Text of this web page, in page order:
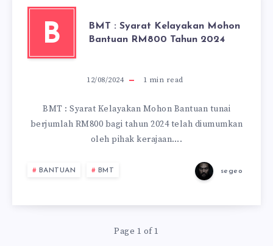
B
BMT : Syarat Kelayakan Mohon
Bantuan RM800 Tahun 2024
12/08/2024 1 min read
BMT : Syarat Kelayakan Mohon Bantuan tunai
berjumlah RM800 bagi tahun 2024 telah diumumkan
oleh pihak kerajaan….
BANTUAN BMT segeo
Page 1 of 1